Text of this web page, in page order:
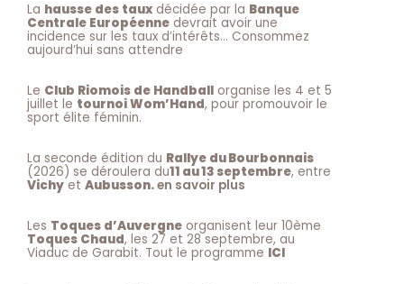
La hausse des taux décidée par la Banque
Centrale Européenne devrait avoir une
incidence sur les taux d’intérêts… Consommez
aujourd’hui sans attendre
Le Club Riomois de Handball organise les 4 et 5
juillet le tournoi Wom’Hand, pour promouvoir le
sport élite féminin.
La seconde édition du Rallye du Bourbonnais
(2026) se déroulera du11 au 13 septembre, entre
Vichy et Aubusson.en savoir plus
Les Toques d’Auvergne organisent leur 10ème
Toques Chaud, les 27 et 28 septembre, au
Viaduc de Garabit. Tout le programme ICI